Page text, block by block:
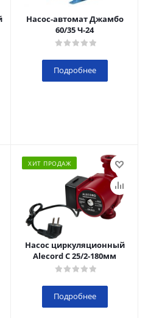
Насос-автомат Джамбо
60/35 Ч-24
Подробнее
ХИТ ПРОДАЖ
Насос циркуляционный
Alecord C 25/2-180мм
Подробнее